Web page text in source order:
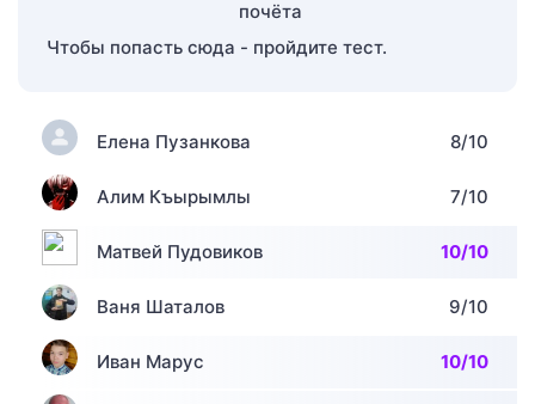
Чтобы попасть сюда - пройдите тест.
Елена Пузанкова 8/10
Алим Къырымлы 7/10
Матвей Пудовиков 10/10
Ваня Шаталов 9/10
Иван Марус 10/10